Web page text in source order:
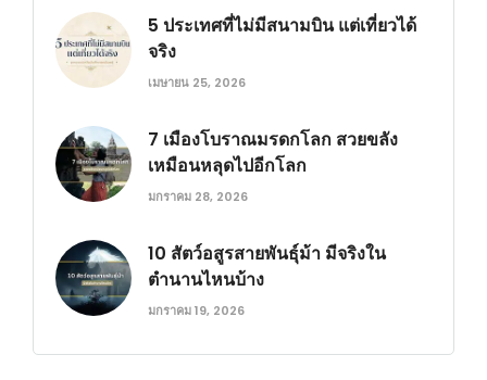
5 ประเทศที่ไม่มีสนามบิน แต่เที่ยวได้
จริง
เมษายน 25, 2026
7 เมืองโบราณมรดกโลก สวยขลัง
เหมือนหลุดไปอีกโลก
มกราคม 28, 2026
10 สัตว์อสูรสายพันธุ์ม้า มีจริงใน
ตำนานไหนบ้าง
มกราคม 19, 2026